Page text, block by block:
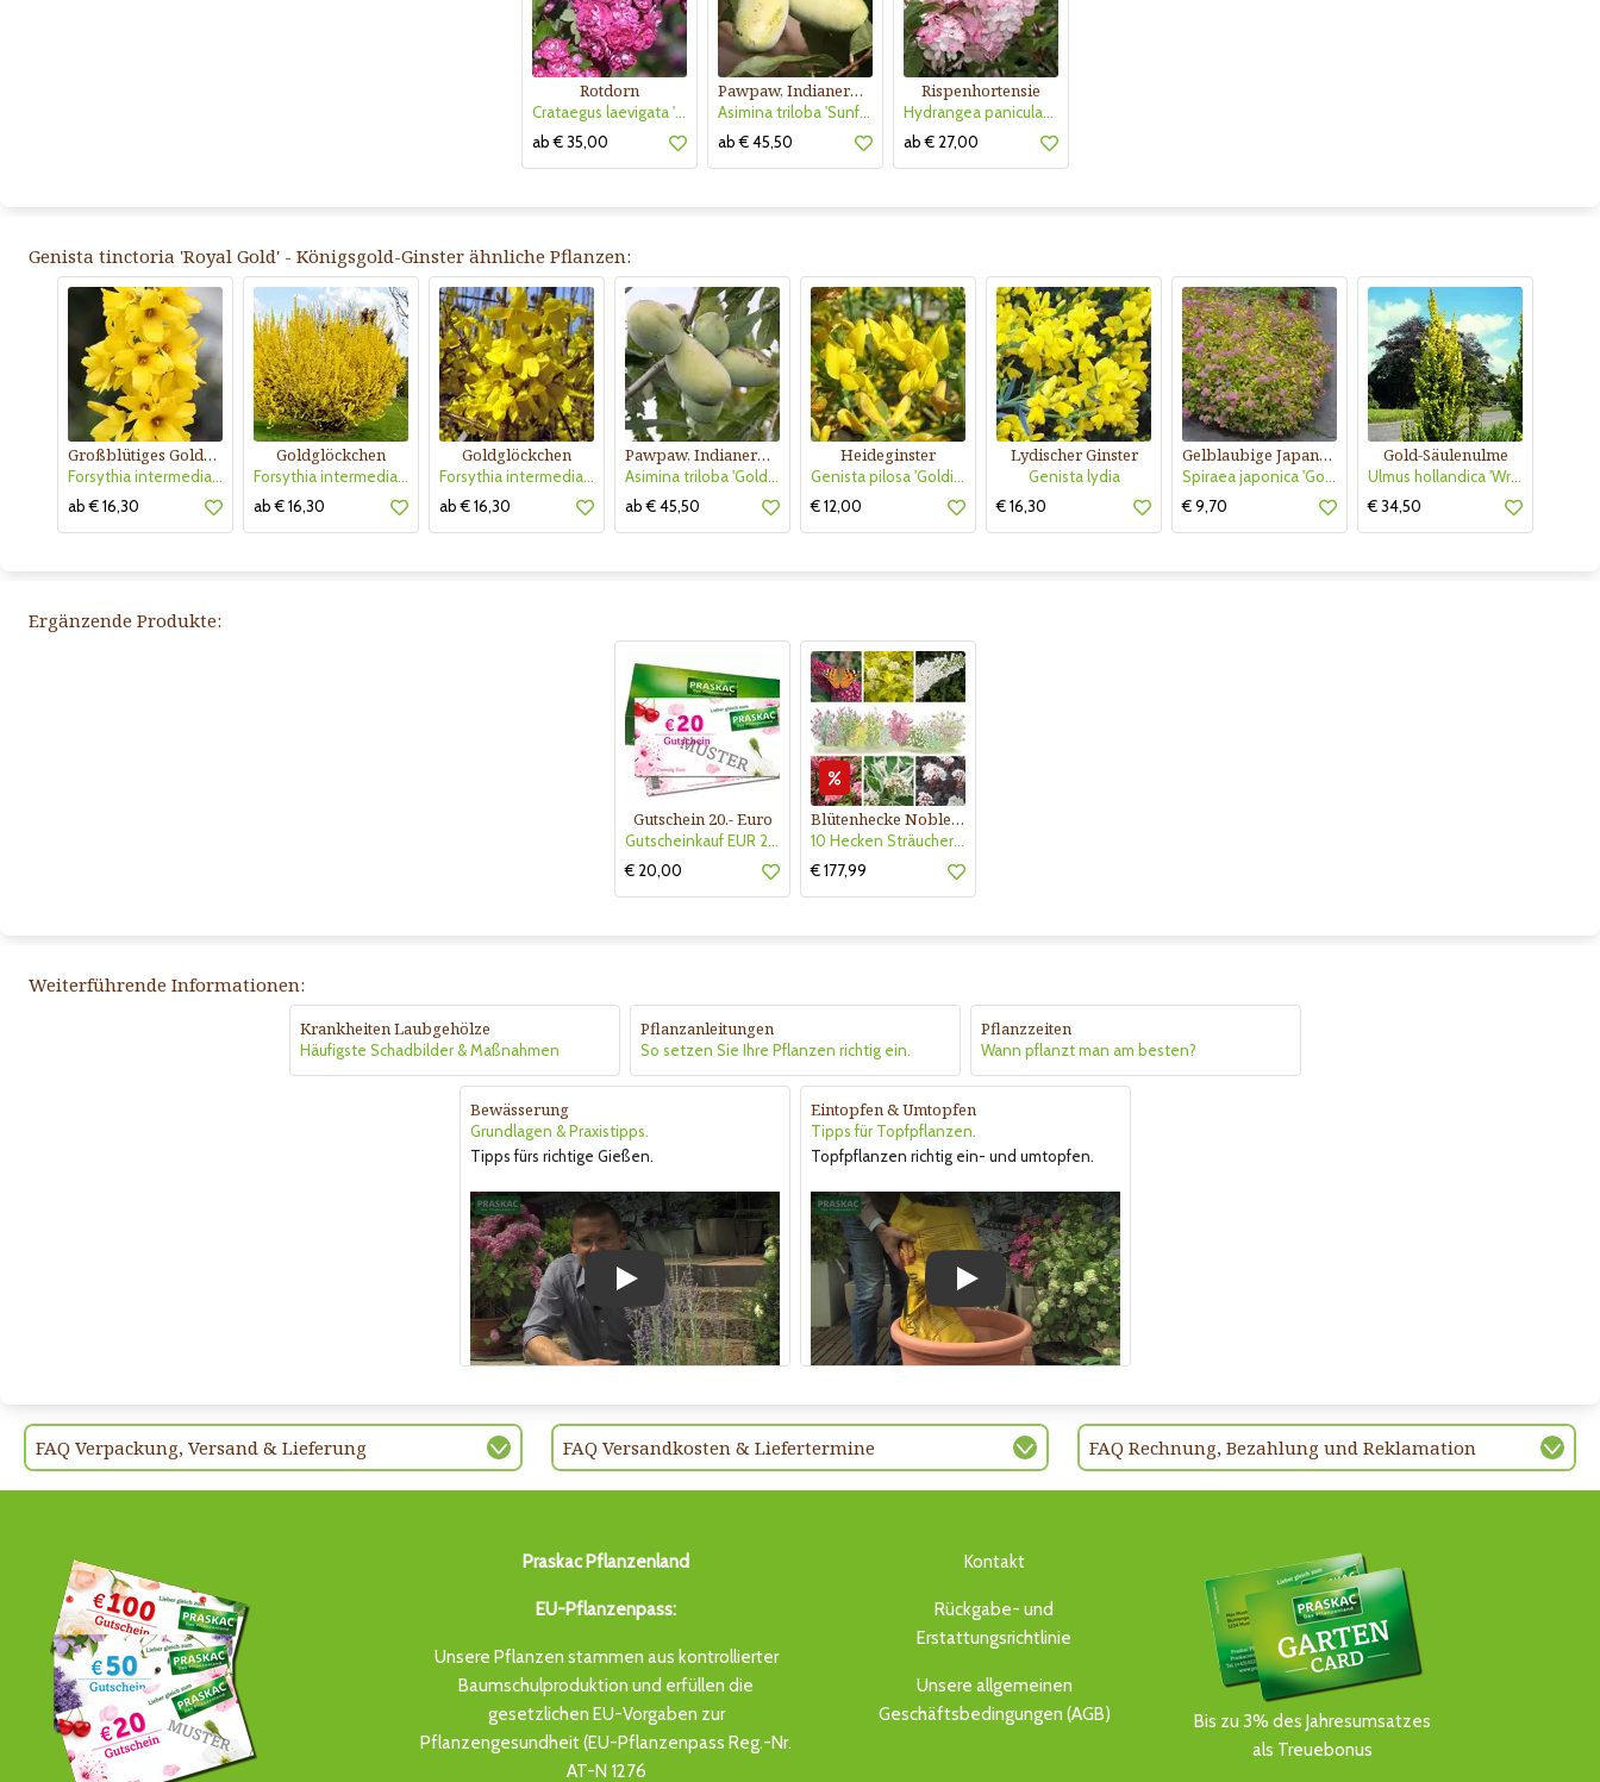
Rotdorn
Crataegus laevigata 'Pauls Scarlet'
ab € 35,00
Pawpaw, Indianerbanane
Asimina triloba 'Sunflower'
ab € 45,50
Rispenhortensie
Hydrangea paniculata 'Vanille Fraise'
ab € 27,00
Genista tinctoria 'Royal Gold' - Königsgold-Ginster ähnliche Pflanzen:
Großblütiges Goldglöckchen
Forsythia intermedia 'Goldrausch'
ab € 16,30
Goldglöckchen
Forsythia intermedia 'Lynwood'
ab € 16,30
Goldglöckchen
Forsythia intermedia 'Weekend'
ab € 16,30
Pawpaw, Indianerbanane
Asimina triloba 'Golden 4'
ab € 45,50
Heideginster
Genista pilosa 'Goldilocks'
€ 12,00
Lydischer Ginster
Genista lydia
€ 16,30
Gelblaubige Japanspiere
Spiraea japonica 'Goldflame'
€ 9,70
Gold-Säulenulme
Ulmus hollandica 'Wredei'
€ 34,50
Ergänzende Produkte:
Gutschein 20.- Euro
Gutscheinkauf EUR 20.-
€ 20,00
Blütenhecke Nobless-Kollektion Nr. 402
10 Hecken Sträucher - für 10 lfm Blütenhecke - Blühend März - Oktober
€ 177,99
Weiterführende Informationen:
Krankheiten Laubgehölze
Häufigste Schadbilder & Maßnahmen
Pflanzanleitungen
So setzen Sie Ihre Pflanzen richtig ein.
Pflanzzeiten
Wann pflanzt man am besten?
Bewässerung
Grundlagen & Praxistipps.
Tipps fürs richtige Gießen.
Play
Eintopfen & Umtopfen
Tipps für Topfpflanzen.
Topfpflanzen richtig ein- und umtopfen.
Play
FAQ Verpackung, Versand & Lieferung FAQ Versandkosten & Liefertermine FAQ Rechnung, Bezahlung und Reklamation
Praskac Pflanzenland
EU-Pflanzenpass:
Unsere Pflanzen stammen aus kontrollierter
Baumschulproduktion und erfüllen die
gesetzlichen EU-Vorgaben zur
Pflanzengesundheit (EU-Pflanzenpass Reg.-Nr.
AT-N 1276
Kontakt
Rückgabe- und
Erstattungsrichtlinie
Unsere allgemeinen
Geschäftsbedingungen (AGB)
Bis zu 3% des Jahresumsatzes
als Treuebonus